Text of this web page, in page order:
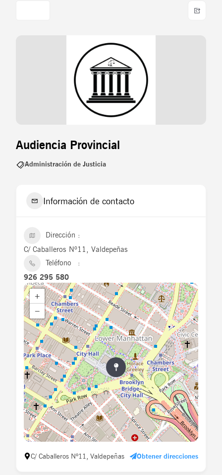
Audiencia Provincial
Administración de Justicia
Información de contacto
Dirección
C/ Caballeros Nº11, Valdepeñas
Teléfono
926 295 580
+
−
C/ Caballeros Nº11, Valdepeñas Obtener direcciones